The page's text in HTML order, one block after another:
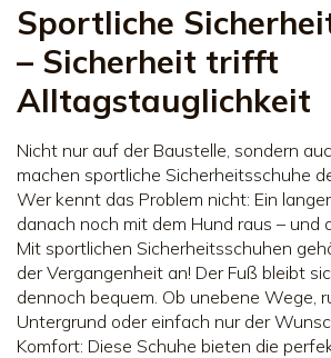
Sportliche
– Sicherheit trifft
Alltagstauglichkeit
Nicht nur auf der Baustelle, sondern
machen sportliche Sicherheitsschuhe
Wer kennt das Problem nicht: Ein
danach noch mit dem Hund raus – und
Mit sportlichen Sicherheitsschuhen
der Vergangenheit an! Der Fuß bleibt
dennoch bequem. Ob unebene Wege,
Untergrund oder einfach nur der
Komfort: Diese Schuhe bieten die